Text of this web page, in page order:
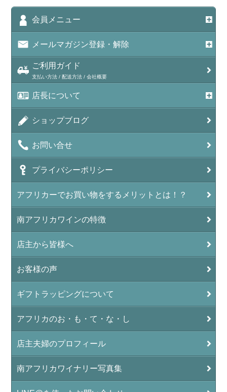
会員メニュー
メールマガジン登録・解除
ご利用ガイド
支払い方法 / 配送方法 / 会社概要
店長について
ショップブログ
お問い合せ
プライバシーポリシー
アフリカーでお買い物をするメリットとは！？
南アフリカワインの特徴
店主から皆様へ
お客様の声
ギフトラッピングについて
アフリカのお・も・て・な・し
店主夫婦のプロフィール
南アフリカワイナリー写真集